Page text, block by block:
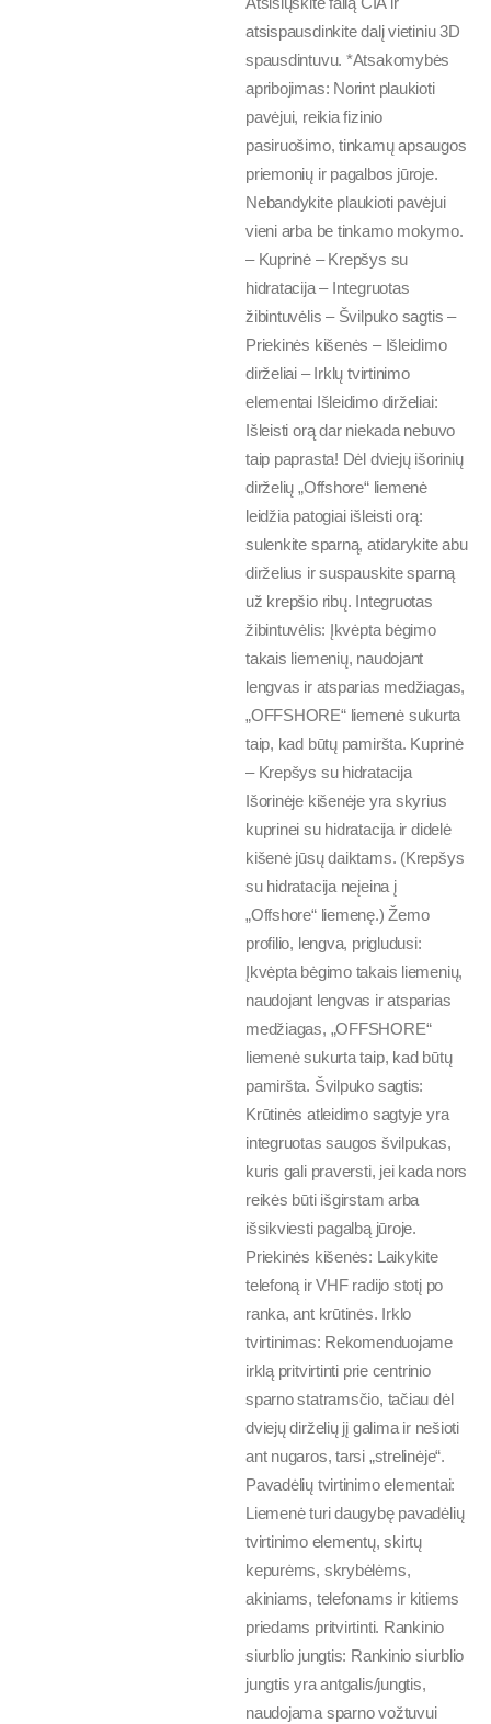
atsispausdinkite dalį vietiniu 3D
spausdintuvu. *Atsakomybės
apribojimas: Norint plaukioti
pavėjui, reikia fizinio
pasiruošimo, tinkamų apsaugos
priemonių ir pagalbos jūroje.
Nebandykite plaukioti pavėjui
vieni arba be tinkamo mokymo.
– Kuprinė – Krepšys su
hidratacija – Integruotas
žibintuvėlis – Švilpuko sagtis –
Priekinės kišenės – Išleidimo
dirželiai – Irklų tvirtinimo
elementai Išleidimo dirželiai:
Išleisti orą dar niekada nebuvo
taip paprasta! Dėl dviejų išorinių
dirželių „Offshore“ liemenė
leidžia patogiai išleisti orą:
sulenkite sparną, atidarykite abu
dirželius ir suspauskite sparną
už krepšio ribų. Integruotas
žibintuvėlis: Įkvėpta bėgimo
takais liemenių, naudojant
lengvas ir atsparias medžiagas,
„OFFSHORE“ liemenė sukurta
taip, kad būtų pamiršta. Kuprinė
– Krepšys su hidratacija
Išorinėje kišenėje yra skyrius
kuprinei su hidratacija ir didelė
kišenė jūsų daiktams. (Krepšys
su hidratacija neįeina į
„Offshore“ liemenę.) Žemo
profilio, lengva, prigludusi:
Įkvėpta bėgimo takais liemenių,
naudojant lengvas ir atsparias
medžiagas, „OFFSHORE“
liemenė sukurta taip, kad būtų
pamiršta. Švilpuko sagtis:
Krūtinės atleidimo sagtyje yra
integruotas saugos švilpukas,
kuris gali praversti, jei kada nors
reikės būti išgirstam arba
išsikviesti pagalbą jūroje.
Priekinės kišenės: Laikykite
telefoną ir VHF radijo stotį po
ranka, ant krūtinės. Irklo
tvirtinimas: Rekomenduojame
irklą pritvirtinti prie centrinio
sparno statramsčio, tačiau dėl
dviejų dirželių jį galima ir nešioti
ant nugaros, tarsi „strelinėje“.
Pavadėlių tvirtinimo elementai:
Liemenė turi daugybę pavadėlių
tvirtinimo elementų, skirtų
kepurėms, skrybėlėms,
akiniams, telefonams ir kitiems
priedams pritvirtinti. Rankinio
siurblio jungtis: Rankinio siurblio
jungtis yra antgalis/jungtis,
naudojama sparno vožtuvui